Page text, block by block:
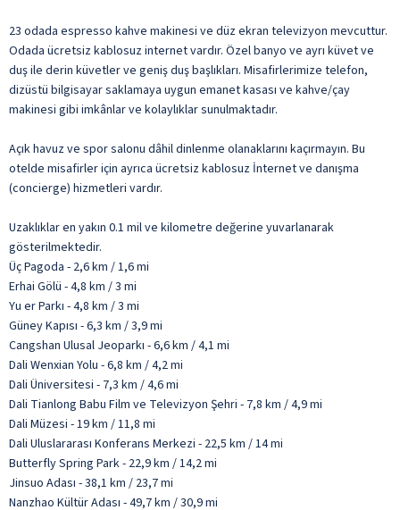
23 odada espresso kahve makinesi ve düz ekran televizyon mevcuttur.
Odada ücretsiz kablosuz internet vardır. Özel banyo ve ayrı küvet ve
duş ile derin küvetler ve geniş duş başlıkları. Misafirlerimize telefon,
dizüstü bilgisayar saklamaya uygun emanet kasası ve kahve/çay
makinesi gibi imkânlar ve kolaylıklar sunulmaktadır.
Açık havuz ve spor salonu dâhil dinlenme olanaklarını kaçırmayın. Bu
otelde misafirler için ayrıca ücretsiz kablosuz İnternet ve danışma
(concierge) hizmetleri vardır.
Uzaklıklar en yakın 0.1 mil ve kilometre değerine yuvarlanarak
gösterilmektedir.
Üç Pagoda - 2,6 km / 1,6 mi
Erhai Gölü - 4,8 km / 3 mi
Yu er Parkı - 4,8 km / 3 mi
Güney Kapısı - 6,3 km / 3,9 mi
Cangshan Ulusal Jeoparkı - 6,6 km / 4,1 mi
Dali Wenxian Yolu - 6,8 km / 4,2 mi
Dali Üniversitesi - 7,3 km / 4,6 mi
Dali Tianlong Babu Film ve Televizyon Şehri - 7,8 km / 4,9 mi
Dali Müzesi - 19 km / 11,8 mi
Dali Uluslararası Konferans Merkezi - 22,5 km / 14 mi
Butterfly Spring Park - 22,9 km / 14,2 mi
Jinsuo Adası - 38,1 km / 23,7 mi
Nanzhao Kültür Adası - 49,7 km / 30,9 mi